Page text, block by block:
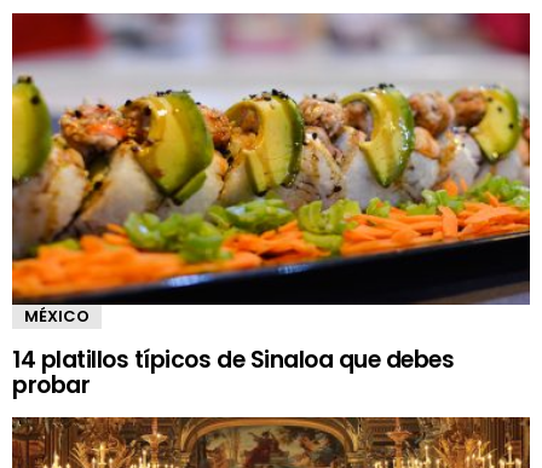
MÉXICO
14 platillos típicos de Sinaloa que debes
probar